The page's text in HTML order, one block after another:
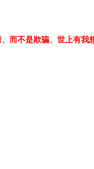
而不是欺骗、世上有我